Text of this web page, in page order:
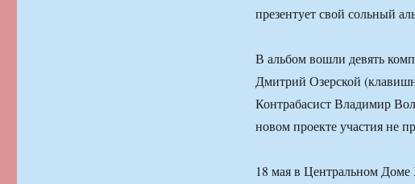
презентует свой сольный
В альбом вошли девять
Дмитрий Озерской
Контрабасист Владимир
новом проекте участия не
18 мая в Центральном